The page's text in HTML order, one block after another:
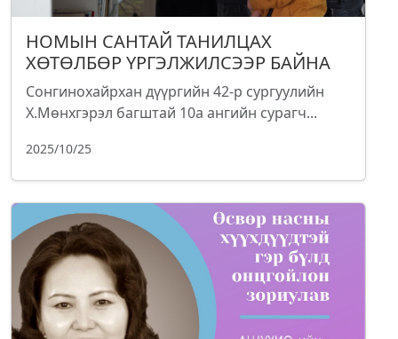
НОМЫН САНТАЙ ТАНИЛЦАХ
ХӨТӨЛБӨР ҮРГЭЛЖИЛСЭЭР БАЙНА
Сонгинохайрхан дүүргийн 42-р сургуулийн
Х.Мөнхгэрэл багштай 10а ангийн сурагч...
2025/10/25